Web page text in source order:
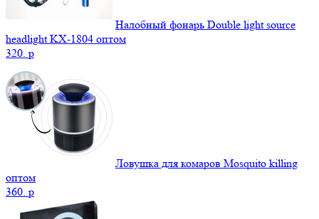
Налобный фонарь Double light source
headlight KX-1804 оптом
320. p
Ловушка для комаров Mosquito killing
оптом
360. p